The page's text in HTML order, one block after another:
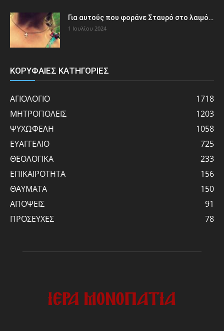
Για αυτούς που φοράνε Σταυρό στο λαιμό…
1 Ιουλίου 2024
ΚΟΡΥΦΑΙΕΣ ΚΑΤΗΓΟΡΙΕΣ
ΑΓΙΟΛΟΓΙΟ
1718
ΜΗΤΡΟΠΟΛΕΙΣ
1203
ΨΥΧΩΦΕΛΗ
1058
ΕΥΑΓΓΕΛΙΟ
725
ΘΕΟΛΟΓΙΚΑ
233
ΕΠΙΚΑΙΡΟΤΗΤΑ
156
ΘΑΥΜΑΤΑ
150
ΑΠΟΨΕΙΣ
91
ΠΡΟΣΕΥΧΕΣ
78